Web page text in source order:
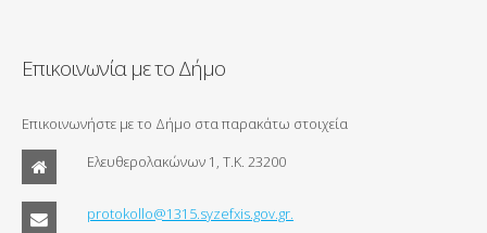
Επικοινωνία με το Δήμο
Επικοινωνήστε με το Δήμο στα παρακάτω στοιχεία
Ελευθερολακώνων 1, Τ.Κ. 23200
protokollo@1315.syzefxis.gov.gr.